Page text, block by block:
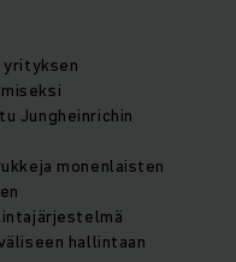
Jungheinrichin
monenlaisten
hallintaan